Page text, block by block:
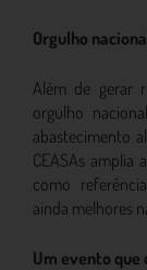
Orgulho
Além de gerar
orgulho
abastecimento
CEASAs amplia
como
ainda melhores
Um evento que